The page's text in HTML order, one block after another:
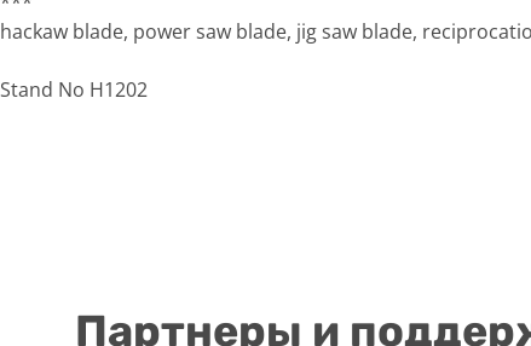
hackaw blade, power saw blade, jig saw blade,
Stand No H1202
Партнеры и